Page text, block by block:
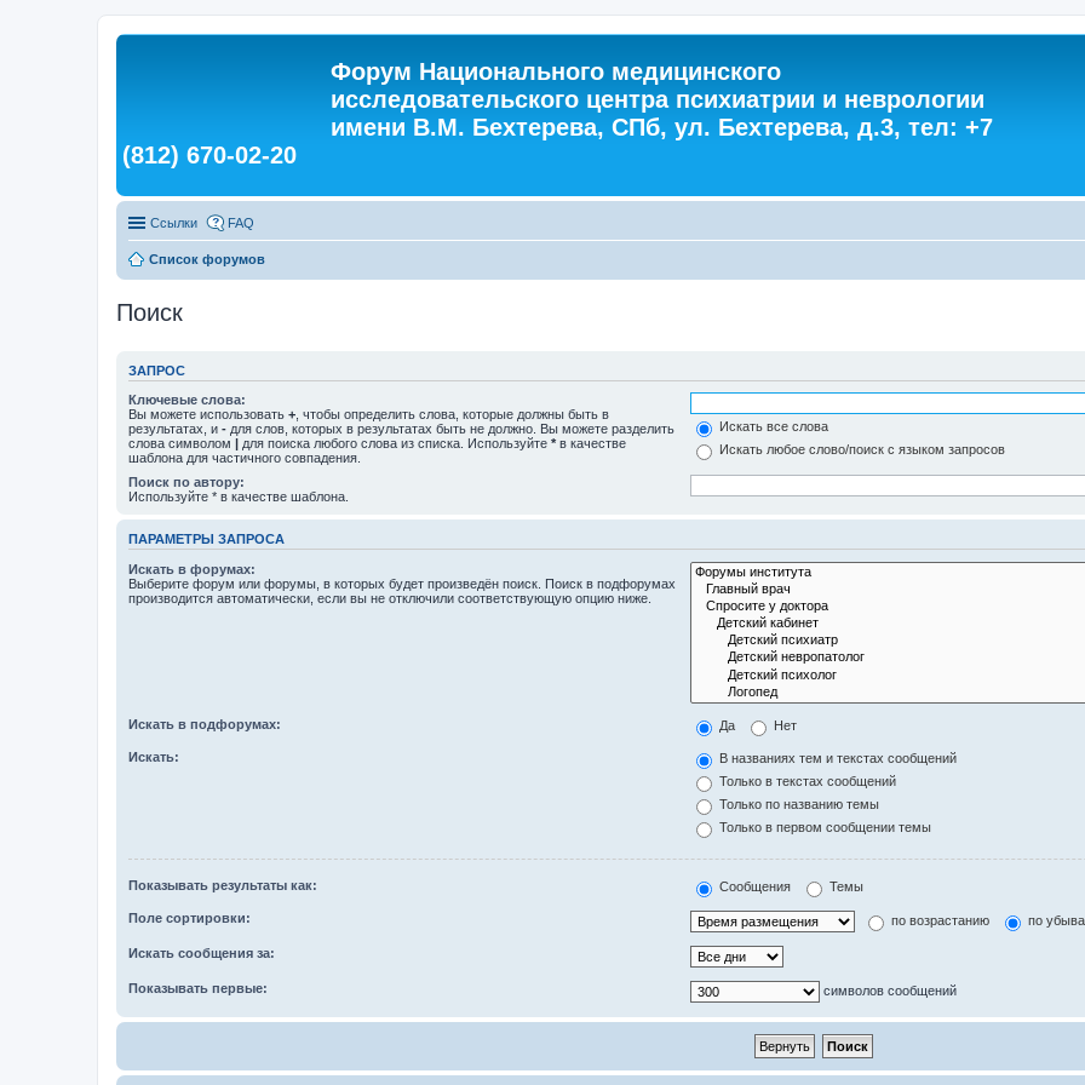
Форум Национального медицинского
исследовательского центра психиатрии и неврологии
имени В.М. Бехтерева, СПб, ул. Бехтерева, д.3, тел: +7
(812) 670-02-20
Ссылки FAQ
Список форумов
Поиск
ЗАПРОС
Ключевые слова:
Вы можете использовать + , чтобы определить слова, которые должны быть в
результатах, и - для слов, которых в результатах быть не должно. Вы можете разделить
слова символом | для поиска любого слова из списка. Используйте * в качестве
шаблона для частичного совпадения.
Искать все слова
Искать любое слово/поиск с языком запросов
Поиск по автору:
Используйте * в качестве шаблона.
ПАРАМЕТРЫ ЗАПРОСА
Искать в форумах:
Выберите форум или форумы, в которых будет произведён поиск. Поиск в подфорумах
производится автоматически, если вы не отключили соответствующую опцию ниже.
Искать в подфорумах: Да Нет
Искать:
В названиях тем и текстах сообщений
Только в текстах сообщений
Только по названию темы
Только в первом сообщении темы
Показывать результаты как: Сообщения Темы
Поле сортировки: по возрастанию по
Искать сообщения за:
Показывать первые: символов сообщений